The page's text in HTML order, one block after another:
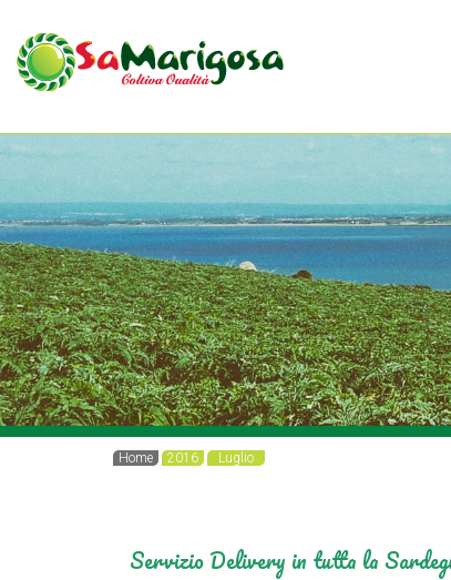
Home 2016 Luglio
Servizio Delivery in tutta la